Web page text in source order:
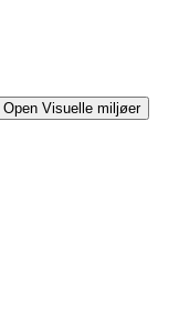
Open Visuelle miljøer